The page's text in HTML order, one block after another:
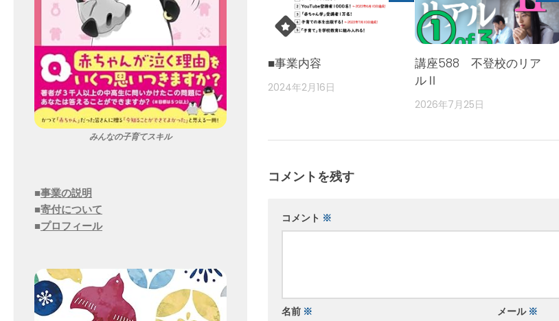
■事業内容
2024年2月16日
講座588 不登校のリア
ルⅡ
2026年7月25日
コメントを残す
コメント ※
名前 ※ メール ※
みんなの子育てスキル
■事業の説明
■寄付について
■プロフィール